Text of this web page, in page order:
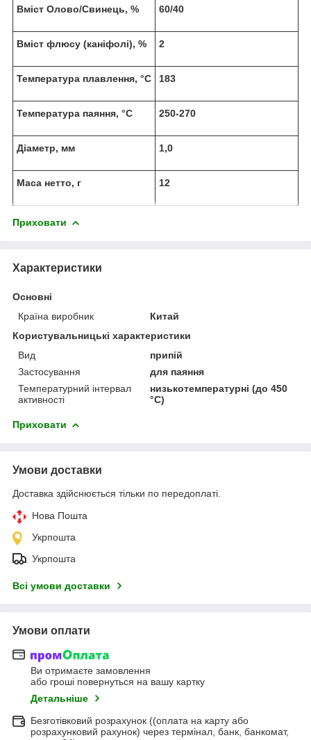
Вміст Олово/Свинець, % 60/40
Вміст флюсу (каніфолі), % 2
Температура плавлення, °C 183
Температура паяння, °С 250-270
Діаметр, мм 1,0
Маса нетто, г 12
Приховати
Характеристики
Основні
Країна виробник
Китай
Користувальницькі характеристики
Вид
припій
Застосування
для паяння
Температурний інтервал
активності
низькотемпературні (до 450
°C)
Приховати
Умови доставки
Доставка здійснюється тільки по передоплаті.
Нова Пошта
Укрпошта
Укрпошта
Всі умови доставки
Умови оплати
Ви отримаєте замовлення
або гроші повернуться на вашу картку
Детальніше
Безготівковий розрахунок ((оплата на карту або
розрахунковий рахунок) через термінал, банк, банкомат,